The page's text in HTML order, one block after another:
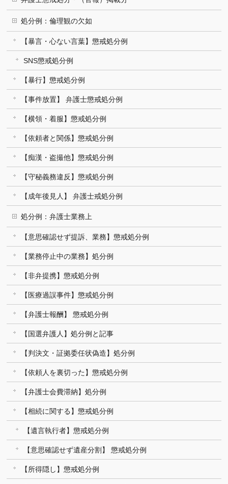
処分例：倫理観の欠如
【暴言・心ない言葉】懲戒処分例
SNS懲戒処分例
【暴行】懲戒処分例
【事件放置】 弁護士懲戒処分例
【横領・着服】懲戒処分例
【依頼者と関係】懲戒処分例
【痴漢・盗撮他】懲戒処分例
【守秘義務違反】懲戒処分例
【成年後見人】 弁護士戒処分例
処分例：弁護士業務上
【意思確認せず提訴、業務】懲戒処分例
【業務停止中の業務】処分例
【非弁提携】懲戒処分例
【医療過誤事件】懲戒処分例
【弁護士報酬】 懲戒処分例
【国選弁護人】処分例と記事
【判決文・証拠委任状偽造】処分例
【依頼人を裏切った】懲戒処分例
【弁護士会費滞納】処分例
【相続に関する】懲戒処分例
【遺言執行者】懲戒処分例
【意思確認せず遺産分割】 懲戒処分例
【所得隠し】懲戒処分例